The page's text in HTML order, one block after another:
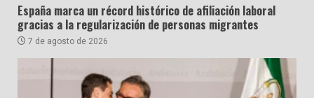
España marca un récord histórico de afiliación laboral
gracias a la regularización de personas migrantes
7 de agosto de 2026